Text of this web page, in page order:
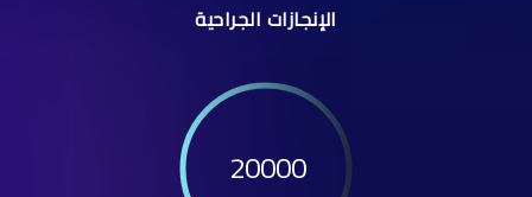
الإنجازات الجراحية
20000